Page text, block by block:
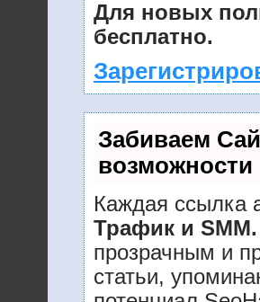
Для новых
бесплатно.
Забиваем
возможности
Каждая ссылка
Трафик и SMM.
прозрачным и
статьи,